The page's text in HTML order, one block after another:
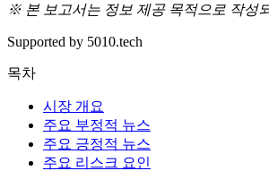
※ 본 보고서는 정보 제공 목적으로 작성
Supported by 5010.tech
목차
시장 개요
주요 부정적 뉴스
주요 긍정적 뉴스
주요 리스크 요인